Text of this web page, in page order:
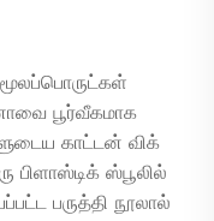
மூலப்பொருட்கள்
பூர்வீகமாக
காட்டன் விக்
பிளாஸ்டிக் ஸ்பூலில்
பருத்தி நூலால்